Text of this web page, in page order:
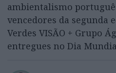
ambientalismo
vencedores da segunda
Verdes VISÃO + Grupo
entregues no Dia